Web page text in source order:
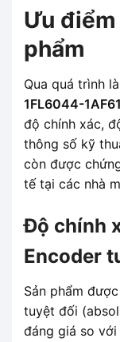
Ưu
phẩm
Qua quá trình
1FL6044-
độ chính xác,
thông số kỹ
còn được
tế tại các nhà
Độ chính
Encoder
Sản phẩm
tuyệt đối
đáng giá so